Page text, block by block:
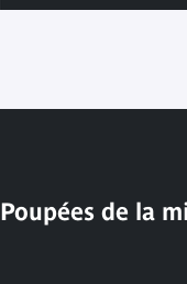
Poupées de la